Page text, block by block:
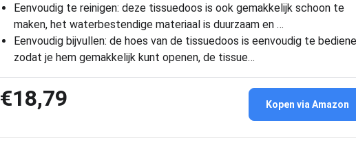
Eenvoudig te reinigen: deze tissuedoos is ook gemakkelijk schoon te
maken, het waterbestendige materiaal is duurzaam en …
Eenvoudig bijvullen: de hoes van de tissuedoos is eenvoudig te
zodat je hem gemakkelijk kunt openen, de tissue…
€18,79 Kopen via Amazon